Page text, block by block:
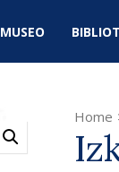
MUSEO
Home